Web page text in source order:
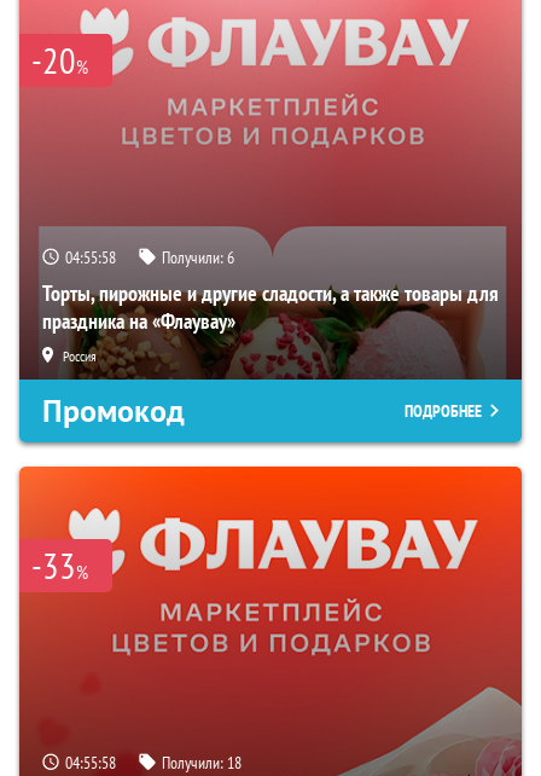
-20%
04:55:57 Получили:6
Торты, пирожные и другие сладости, а также товары для
праздника на «Флаувау»
Россия
Промокод ПОДРОБНЕЕ
-33%
04:55:57 Получили: 18